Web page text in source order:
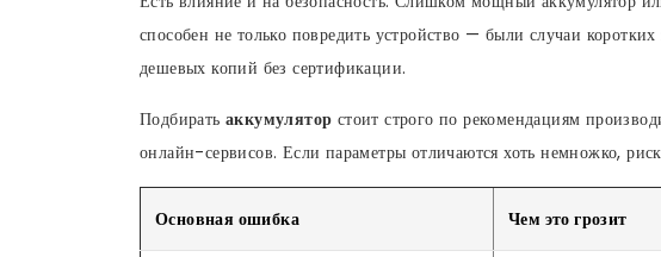
способен не только повредить устройство — были случаи
дешевых копий без сертификации.
Подбирать аккумулятор стоит строго по рекомендациям
онлайн-сервисов. Если параметры отличаются хоть немножко,
Основная ошибка Чем это грозит